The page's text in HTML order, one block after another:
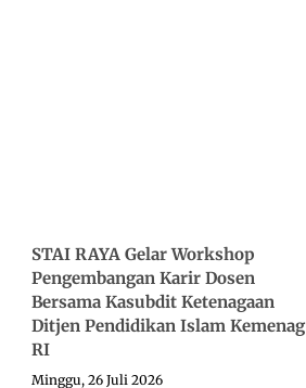
STAI RAYA Gelar Workshop
Pengembangan Karir Dosen
Bersama Kasubdit Ketenagaan
Ditjen Pendidikan Islam Kemenag
RI
Minggu, 26 Juli 2026